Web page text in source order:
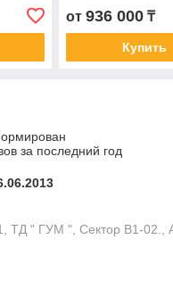
от 936 000₸
Купить
за последний год
ТД " ГУМ ", Сектор В1-02.,